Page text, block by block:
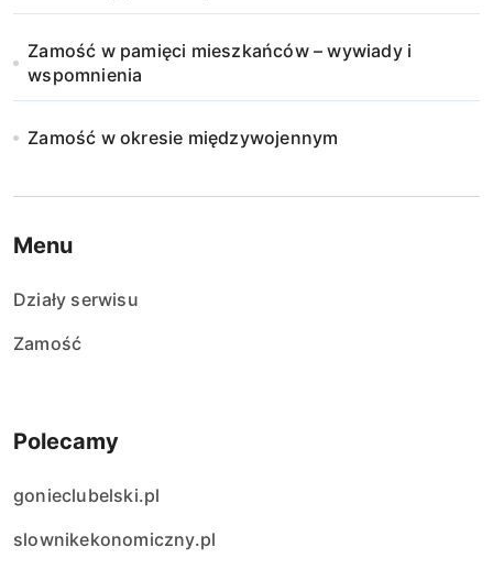
Zamość w pamięci mieszkańców – wywiady i
wspomnienia
Zamość w okresie międzywojennym
Menu
Działy serwisu
Zamość
Polecamy
gonieclubelski.pl
slownikekonomiczny.pl